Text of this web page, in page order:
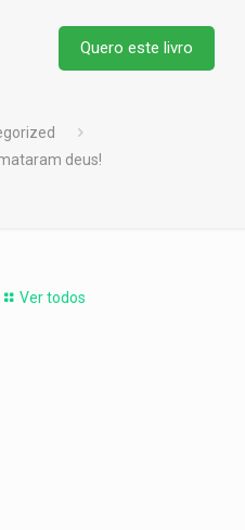
Quero este livro
deus!
Ver todos